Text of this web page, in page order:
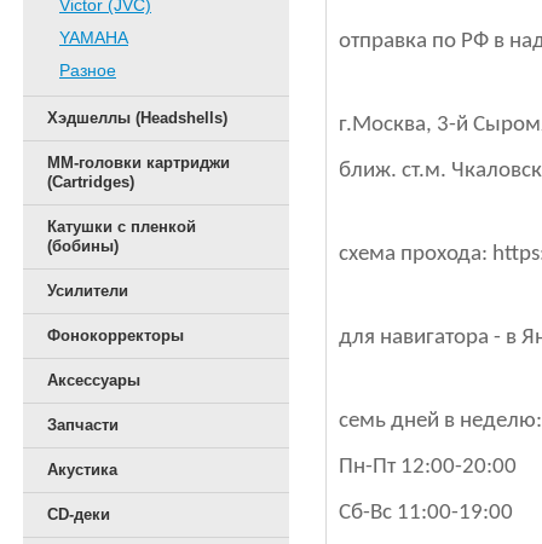
Victor (JVC)
YAMAHA
Разное
Хэдшеллы (Headshells)
ММ-головки картриджи
(Cartridges)
Катушки с пленкой
(бобины)
Усилители
Фонокорректоры
Аксессуары
Запчасти
Акустика
CD-деки
отправка по РФ в
г.Москва, 3-й
ближ. ст.м.
схема прохода:
для навигатора - в
семь дней в неделю:
Пн-Пт 12:00-20:00
Сб-Вс 11:00-19:00